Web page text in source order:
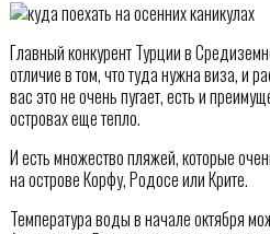
Главный конкурент Турции в
отличие в том, что туда нужна виза, и
вас это не очень пугает, есть и
островах еще тепло.
И есть множество пляжей, которые
на острове Корфу, Родосе или Крите.
Температура воды в начале октября